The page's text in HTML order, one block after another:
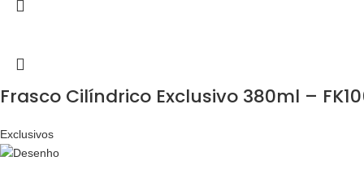
Frasco Cilíndrico Exclusivo 380ml –
Exclusivos